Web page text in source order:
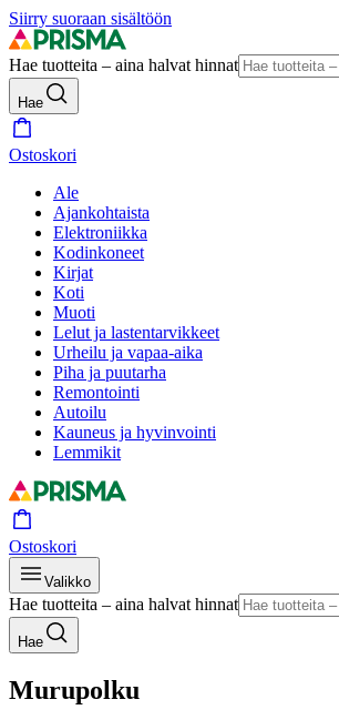
Siirry suoraan sisältöön
Hae tuotteita – aina halvat hinnat
Hae
Ostoskori
Ale
Ajankohtaista
Elektroniikka
Kodinkoneet
Kirjat
Koti
Muoti
Lelut ja lastentarvikkeet
Urheilu ja vapaa-aika
Piha ja puutarha
Remontointi
Autoilu
Kauneus ja hyvinvointi
Lemmikit
Ostoskori
Valikko
Hae tuotteita – aina halvat hinnat
Hae
Murupolku